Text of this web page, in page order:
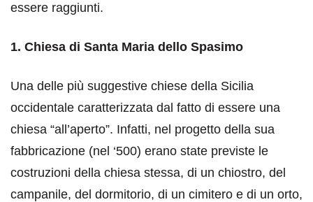
essere raggiunti.
1. Chiesa di Santa Maria dello Spasimo
Una delle più suggestive chiese della Sicilia
occidentale caratterizzata dal fatto di essere una
chiesa “all’aperto”. Infatti, nel progetto della sua
fabbricazione (nel ‘500) erano state previste le
costruzioni della chiesa stessa, di un chiostro, del
campanile, del dormitorio, di un cimitero e di un orto,